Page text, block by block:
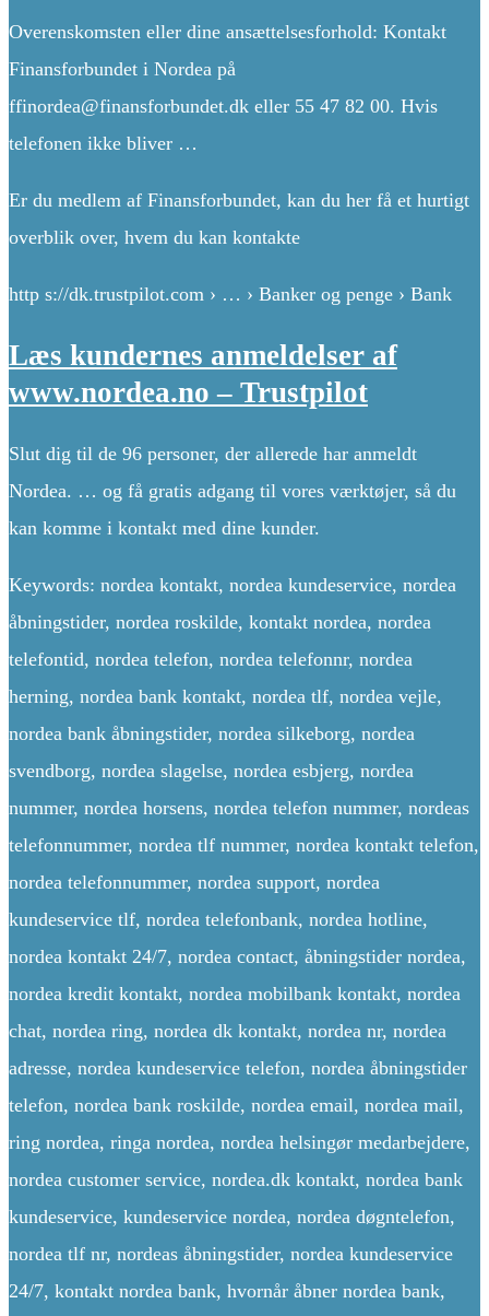
Overenskomsten eller dine ansættelsesforhold: Kontakt
Finansforbundet i Nordea på
ffinordea@finansforbundet.dk eller 55 47 82 00. Hvis
telefonen ikke bliver …
Er du medlem af Finansforbundet, kan du her få et hurtigt
overblik over, hvem du kan kontakte
http s://dk.trustpilot.com › … › Banker og penge › Bank
Læs kundernes anmeldelser af
www.nordea.no – Trustpilot
Slut dig til de 96 personer, der allerede har anmeldt
Nordea. … og få gratis adgang til vores værktøjer, så du
kan komme i kontakt med dine kunder.
Keywords: nordea kontakt, nordea kundeservice, nordea
åbningstider, nordea roskilde, kontakt nordea, nordea
telefontid, nordea telefon, nordea telefonnr, nordea
herning, nordea bank kontakt, nordea tlf, nordea vejle,
nordea bank åbningstider, nordea silkeborg, nordea
svendborg, nordea slagelse, nordea esbjerg, nordea
nummer, nordea horsens, nordea telefon nummer, nordeas
telefonnummer, nordea tlf nummer, nordea kontakt telefon,
nordea telefonnummer, nordea support, nordea
kundeservice tlf, nordea telefonbank, nordea hotline,
nordea kontakt 24/7, nordea contact, åbningstider nordea,
nordea kredit kontakt, nordea mobilbank kontakt, nordea
chat, nordea ring, nordea dk kontakt, nordea nr, nordea
adresse, nordea kundeservice telefon, nordea åbningstider
telefon, nordea bank roskilde, nordea email, nordea mail,
ring nordea, ringa nordea, nordea helsingør medarbejdere,
nordea customer service, nordea.dk kontakt, nordea bank
kundeservice, kundeservice nordea, nordea døgntelefon,
nordea tlf nr, nordeas åbningstider, nordea kundeservice
24/7, kontakt nordea bank, hvornår åbner nordea bank,